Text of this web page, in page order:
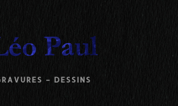
– DESSINS